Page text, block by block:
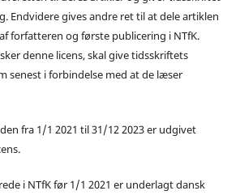
Endvidere gives andre ret til at dele artiklen
forfatteren og første publicering i NTfK.
denne licens, skal give tidsskriftets
senest i forbindelse med at de læser
fra 1/1 2021 til 31/12 2023 er udgivet
i NTfK før 1/1 2021 er underlagt dansk